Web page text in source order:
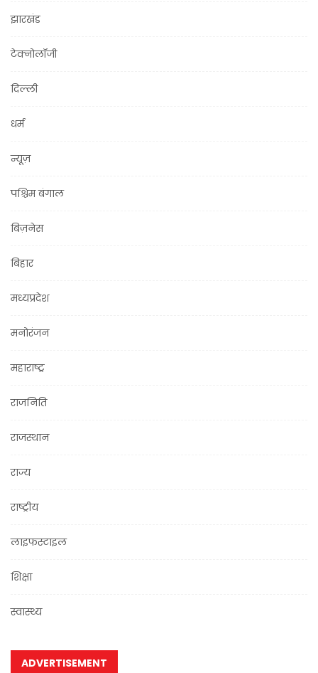
झारखंड
टेक्नोलॉजी
दिल्ली
धर्म
न्यूज़
पश्चिम बंगाल
बिज़नेस
बिहार
मध्यप्रदेश
मनोरंजन
महाराष्ट्र
राजनिति
राजस्थान
राज्य
राष्ट्रीय
लाइफस्टाइल
शिक्षा
स्वास्थ्य
ADVERTISEMENT